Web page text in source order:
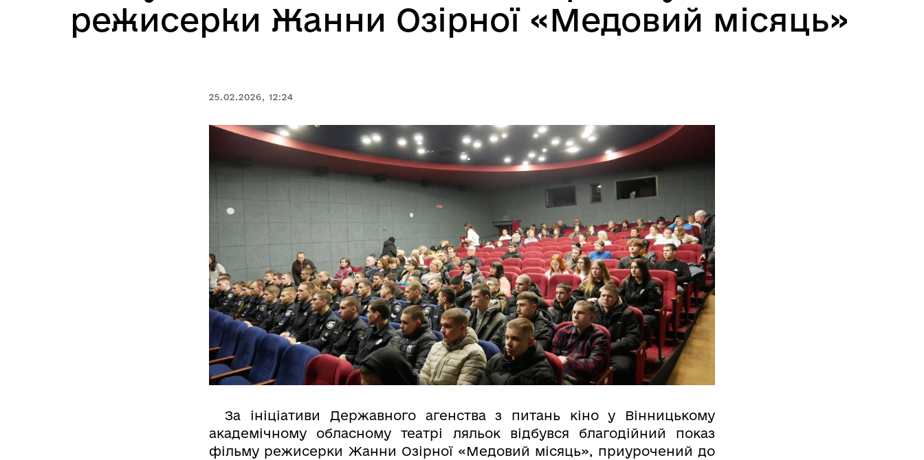
режисерки Жанни Озірної «Медовий місяць»
25.02.2026, 12:24
За ініціативи Державного агенства з питань кіно у Вінницькому
академічному обласному театрі ляльок відбувся благодійний показ
фільму режисерки Жанни Озірної «Медовий місяць», приурочений до